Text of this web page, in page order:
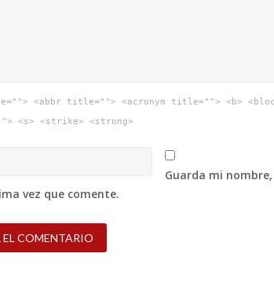
<abbr title=""> <acronym title=""> <b>
<s> <strike> <strong>
Guarda mi
vez que comente.